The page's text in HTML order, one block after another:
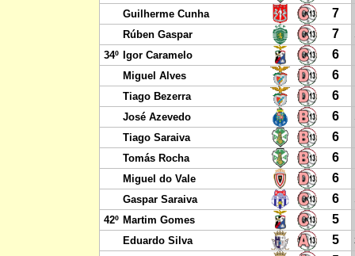
Guilherme Cunha 7
Rúben Gaspar 7
34º Igor Caramelo 6
Miguel Alves 6
Tiago Bezerra 6
José Azevedo 6
Tiago Saraiva 6
Tomás Rocha 6
Miguel do Vale 6
Gaspar Saraiva 6
42º Martim Gomes 5
Eduardo Silva 5